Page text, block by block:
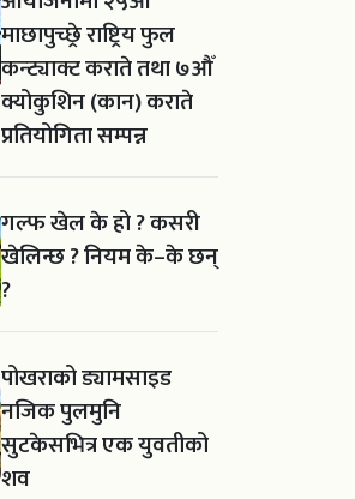
माछापुच्छ्रे राष्ट्रिय फुल
कन्ट्याक्ट कराते तथा ७औँ
क्योकुशिन (कान) कराते
प्रतियोगिता सम्पन्न
गल्फ खेल के हो ? कसरी
खेलिन्छ ? नियम के–के छन्
?
पोखराको ड्यामसाइड
नजिक पुलमुनि
सुटकेसभित्र एक युवतीको
शव